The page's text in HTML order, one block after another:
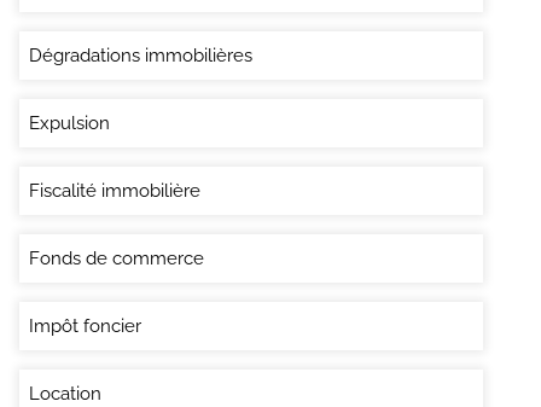
Dégradations immobilières
Expulsion
Fiscalité immobilière
Fonds de commerce
Impôt foncier
Location